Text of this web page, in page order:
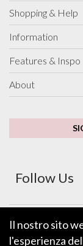
Shopping & Help
Information
Features & Inspo
About
Follow Us
We accept
Il nostro sito
l'esperienza